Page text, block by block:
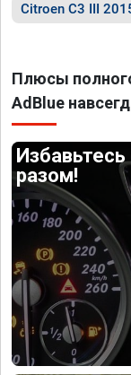
Citroen C3 III
Плюсы
AdBlue
разом!